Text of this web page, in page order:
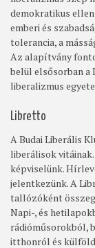
demokratikus
emberi és
tolerancia, a
Az alapítvány
belül elsősorban a
liberalizmus
Libretto
A Budai Liberális
liberálisok
képviselünk.
jelentkezünk. A
tallózóként
Napi-, és
rádióműsorokból,
itthonról és